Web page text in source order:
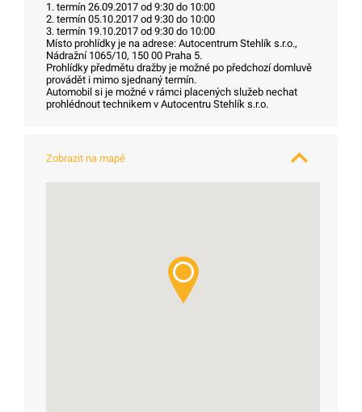
1. termín 26.09.2017 od 9:30 do 10:00
2. termín 05.10.2017 od 9:30 do 10:00
3. termín 19.10.2017 od 9:30 do 10:00
Místo prohlídky je na adrese: Autocentrum Stehlík s.r.o.,
Nádražní 1065/10, 150 00 Praha 5.
Prohlídky předmětu dražby je možné po předchozí domluvě
provádět i mimo sjednaný termín.
Automobil si je možné v rámci placených služeb nechat
prohlédnout technikem v Autocentru Stehlík s.r.o.
Zobrazit na mapě